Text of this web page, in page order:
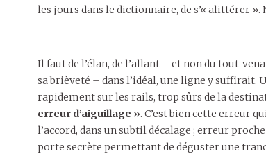
les jours dans le dictionnaire, de s’« alittérer
Il faut de l’élan, de l’allant – et non du tout-
sa brièveté – dans l’idéal, une ligne y suffirait.
rapidement sur les rails, trop sûrs de la
erreur d’aiguillage ». C’est bien cette erreur
l’accord, dans un subtil décalage ; erreur
porte secrète permettant de déguster une